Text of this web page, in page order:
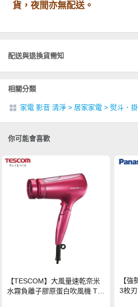
貨，夜間亦無配送。
配送與退換貨需知
相關分類
家電 影音 清淨 > 居家家電 > 熨斗．
你可能會喜歡
【TESCOM】大風量速乾奈米
水霧負離子膠原蛋白吹風機 TC
【
3枚